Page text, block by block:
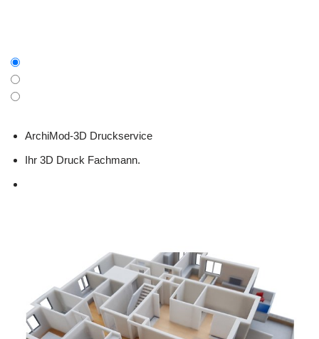
ArchiMod-3D Druckservice
Ihr 3D Druck Fachmann.